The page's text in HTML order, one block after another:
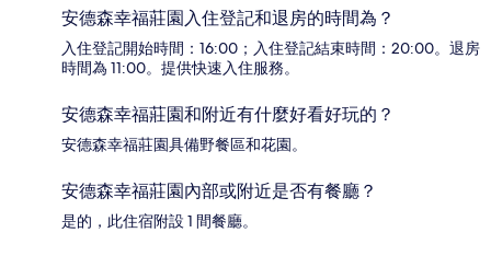
安德森幸福莊園入住登記和退房的時間為？
入住登記開始時間：16:00；入住登記結束時間：20:00。退房
時間為 11:00。提供快速入住服務。
安德森幸福莊園和附近有什麼好看好玩的？
安德森幸福莊園具備野餐區和花園。
安德森幸福莊園內部或附近是否有餐廳？
是的，此住宿附設 1 間餐廳。